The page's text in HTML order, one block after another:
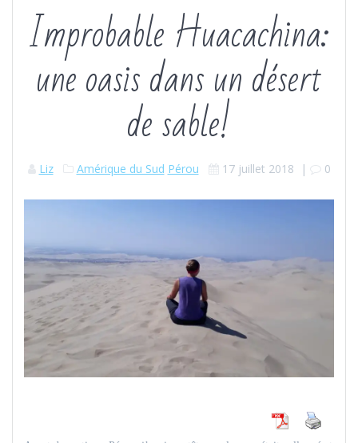
Improbable Huacachina:
une oasis dans un désert
de sable!
Liz Amérique du Sud Pérou 17 juillet 2018 | 0